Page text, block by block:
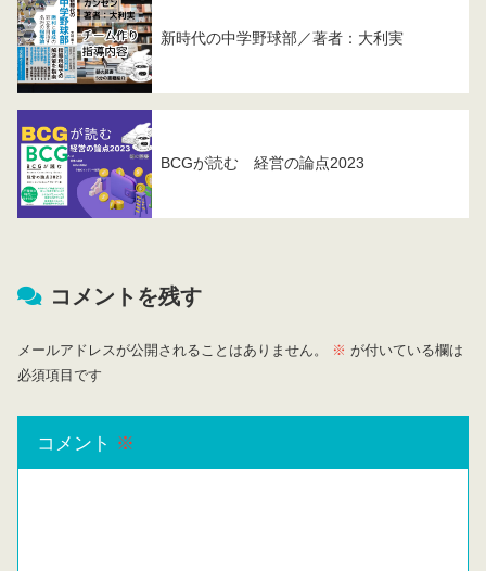
新時代の中学野球部／著者：大利実
BCGが読む 経営の論点2023
コメントを残す
メールアドレスが公開されることはありません。 ※ が付いている欄は
必須項目です
コメント ※